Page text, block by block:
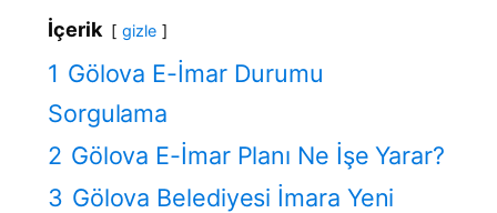
İçerik gizle
1 Gölova E-İmar Durumu
Sorgulama
2 Gölova E-İmar Planı Ne İşe Yarar?
3 Gölova Belediyesi İmara Yeni